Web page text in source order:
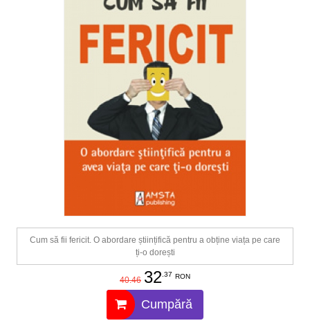
Cum să fii fericit. O abordare științifică pentru a obține viața pe care
ți-o dorești
40.46 32.37 RON
Cumpără